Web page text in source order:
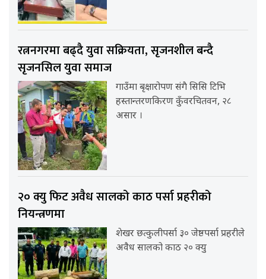
रत्ननगरमा बढ्दै युवा सक्रियता, सृजनशील बन्दै
सृजनसिल युवा समाज
गाउँमा बृक्षारोपण संगै सिसि टिभि
हस्तान्तरणकिरण कुँवरचितवन, २८
असार ।
२० क्यु फिट अवैध सालको काठ पर्सा प्रहरीको
नियन्त्रणमा
शेखर छत्कुलीपर्सा ३० जेष्ठपर्सा प्रहरीले
अवैध सालको काठ २० क्यु